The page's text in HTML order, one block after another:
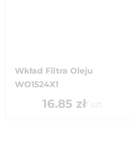
Wkład Filtra Oleju
WO1524X1
16.85 zł/ szt